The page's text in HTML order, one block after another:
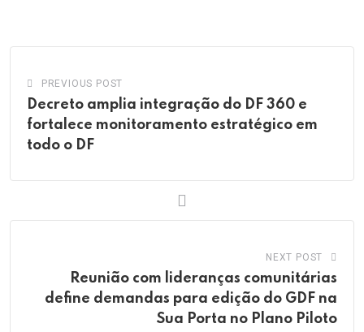
PREVIOUS POST
Decreto amplia integração do DF 360 e
fortalece monitoramento estratégico em
todo o DF
NEXT POST
Reunião com lideranças comunitárias
define demandas para edição do GDF na
Sua Porta no Plano Piloto